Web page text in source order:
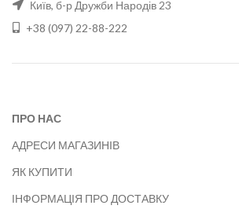
Київ, б-р Дружби Народів 23
+38 (097) 22-88-222
ПРО НАС
АДРЕСИ МАГАЗИНІВ
ЯК КУПИТИ
ІНФОРМАЦІЯ ПРО ДОСТАВКУ